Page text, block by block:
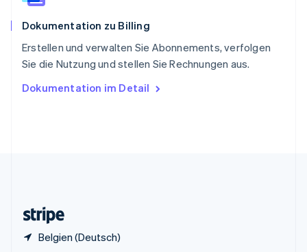
Dokumentation zu Billing
Erstellen und verwalten Sie Abonnements, verfolgen
Sie die Nutzung und stellen Sie Rechnungen aus.
Dokumentation im Detail
Belgien (Deutsch)
Thailand
Tschechische Republik
English
English